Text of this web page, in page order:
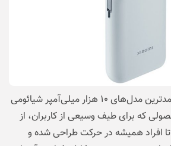
این پاوربانک یکی از کارآمدترین مدل‌های ۱۰ هزار میلی‌آمپر شیائومی
است؛ محصولی که برای طیف وسیعی از کاربران، از
افراد همیشه در حرکت طراحی شده و